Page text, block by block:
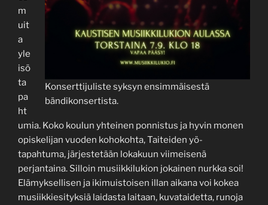
Konserttijuliste syksyn ensimmäisestä
bändikonsertista.
m
uit
a
yle
isö
ta
pa
ht
umia. Koko koulun yhteinen ponnistus ja hyvin monen
opiskelijan vuoden kohokohta, Taiteiden yö-
tapahtuma, järjestetään lokakuun viimeisenä
perjantaina. Silloin musiikkilukion jokainen nurkka soi!
Elämyksellisen ja ikimuistoisen illan aikana voi kokea
musiikkiesityksiä laidasta laitaan, kuvataidetta, runoja